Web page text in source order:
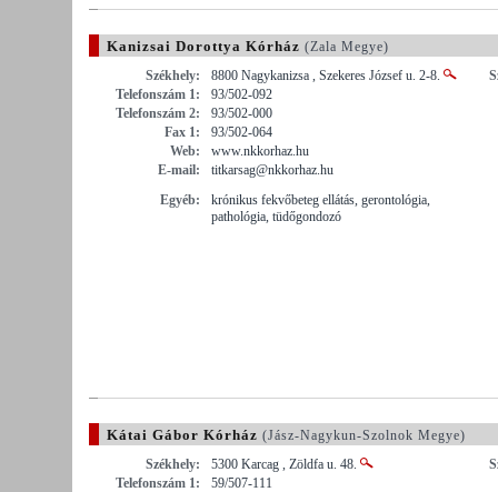
Kanizsai Dorottya Kórház (Zala Megye)
Székhely:
8800 Nagykanizsa , Szekeres József u. 2-8.
Telefonszám 1:
93/502-092
Telefonszám 2:
93/502-000
Fax 1:
93/502-064
Web:
www.nkkorhaz.hu
E-mail:
titkarsag@nkkorhaz.hu
Egyéb:
krónikus fekvőbeteg ellátás, gerontológia,
pathológia, tüdőgondozó
Kátai Gábor Kórház (Jász-Nagykun-Szolnok Megye)
Székhely:
5300 Karcag , Zöldfa u. 48.
Telefonszám 1:
59/507-111